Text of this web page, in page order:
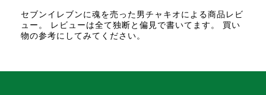
セブンイレブンに魂を売った男チャキオによる商品レビ
ュー。 レビューは全て独断と偏見で書いてます。 買い
物の参考にしてみてください。